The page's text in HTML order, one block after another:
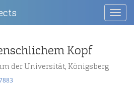
Kopf
der Universität, Königsberg